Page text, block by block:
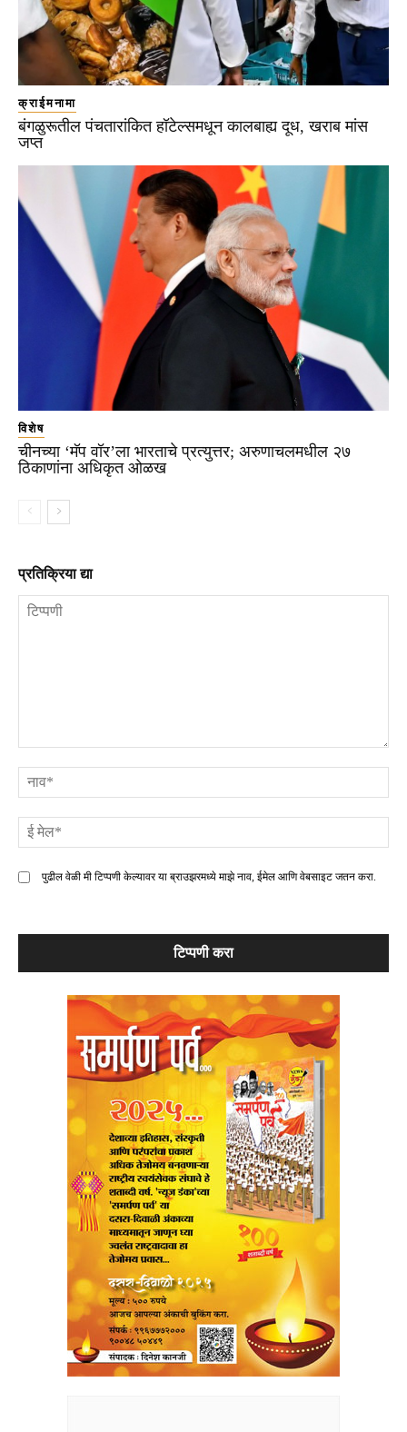
क्राईमनामा
बंगळुरूतील पंचतारांकित हॉटेल्समधून कालबाह्य दूध, खराब मांस
जप्त
विशेष
चीनच्या ‘मॅप वॉर’ला भारताचे प्रत्युत्तर; अरुणाचलमधील २७
ठिकाणांना अधिकृत ओळख
प्रतिक्रिया द्या
पुढील वेळी मी टिप्पणी केल्यावर या ब्राउझरमध्ये माझे नाव, ईमेल आणि वेबसाइट जतन करा.